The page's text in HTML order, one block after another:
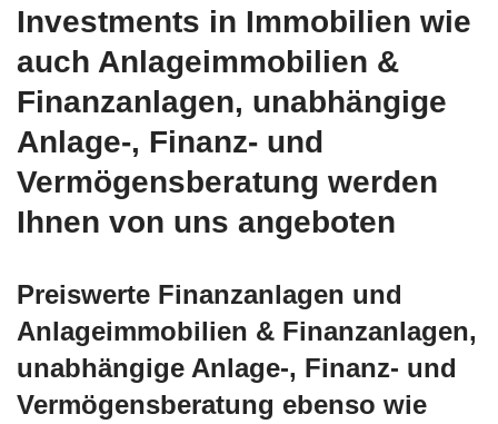
Investments in Immobilien wie
auch Anlageimmobilien &
Finanzanlagen, unabhängige
Anlage-, Finanz- und
Vermögensberatung werden
Ihnen von uns angeboten
Preiswerte Finanzanlagen und
Anlageimmobilien & Finanzanlagen,
unabhängige Anlage-, Finanz- und
Vermögensberatung ebenso wie